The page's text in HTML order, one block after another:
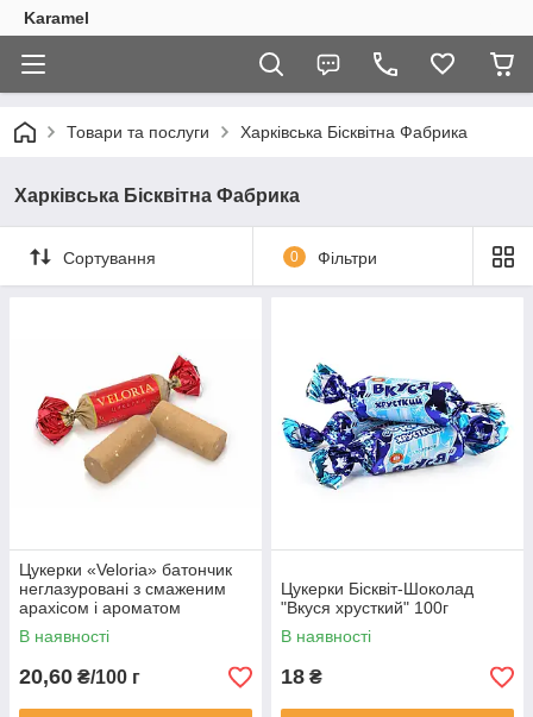
Karamel
Товари та послуги Харківська Бісквітна Фабрика
Харківська Бісквітна Фабрика
Сортування 0 Фільтри
Цукерки «Veloria» батончик
неглазуровані з смаженим
арахісом і ароматом
паливного молока (ХБФ),
вагові, 100 г
В наявності
20,60 ₴/100 г
Цукерки Бісквіт-Шоколад
"Вкуся хрусткий" 100г
В наявності
18 ₴